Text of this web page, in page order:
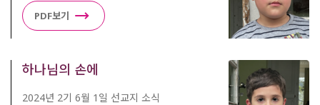
PDF보기
하나님의 손에
2024년 2기 6월 1일 선교지 소식